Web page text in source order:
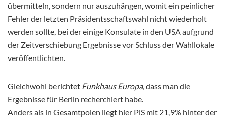
übermitteln, sondern nur auszuhängen, womit ein peinlicher
Fehler der letzten Präsidentsschaftswahl nicht wiederholt
werden sollte, bei der einige Konsulate in den USA aufgrund
der Zeitverschiebung Ergebnisse vor Schluss der Wahllokale
veröffentlichten.
Gleichwohl berichtet Funkhaus Europa,dass man die
Ergebnisse für Berlin recherchiert habe.
Anders als in Gesamtpolen liegt hier PiS mit 21,9% hinter der